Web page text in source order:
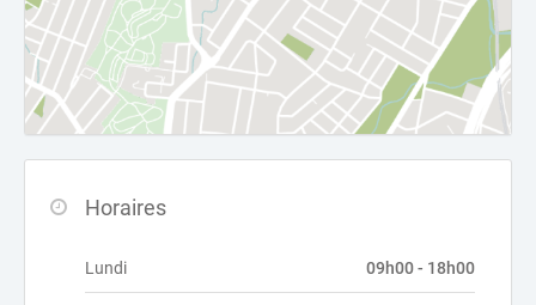
Horaires
Lundi 09h00 - 18h00